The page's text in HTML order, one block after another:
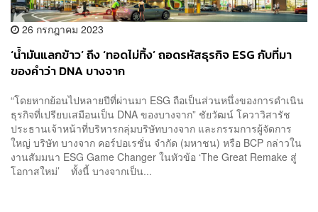
26 กรกฎาคม 2023
‘น้ำมันแลกข้าว’ ถึง ‘ทอดไม่ทิ้ง’ ถอดรหัสธุรกิจ ESG กับที่มา
ของคำว่า DNA บางจาก
“โดยหากย้อนไปหลายปีที่ผ่านมา ESG ถือเป็นส่วนหนึ่งของการดำเนิน
ธุรกิจที่เปรียบเสมือนเป็น DNA ของบางจาก” ชัยวัฒน์ โควาวิสารัช
ประธานเจ้าหน้าที่บริหารกลุ่มบริษัทบางจาก และกรรมการผู้จัดการ
ใหญ่ บริษัท บางจาก คอร์ปอเรชั่น จำกัด (มหาชน) หรือ BCP กล่าวใน
งานสัมมนา ESG Game Changer ในหัวข้อ ‘The Great Remake สู่
โอกาสใหม่’ ทั้งนี้ บางจากเป็น...